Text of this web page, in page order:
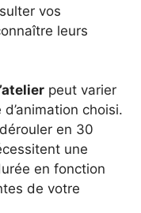
vos
leurs
peut varier
choisi.
en 30
une
en fonction
de votre